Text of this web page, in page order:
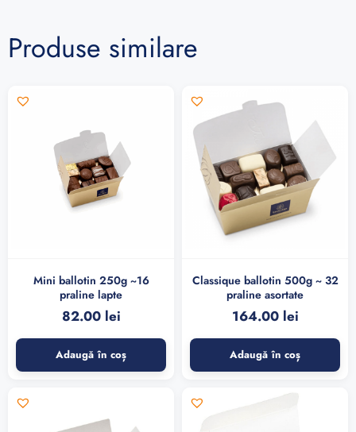
Produse similare
Mini ballotin 250g ~16
praline lapte
82.00 lei
Adaugă în coș
Classique ballotin 500g ~ 32
praline asortate
164.00 lei
Adaugă în coș